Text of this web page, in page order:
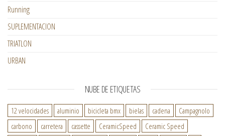
Running
SUPLEMENTACION
TRIATLON
URBAN
NUBE DE ETIQUETAS
12 velocidades aluminio bicicleta bmx bielas cadena
Campagnolo
carbono
carretera cassette CeramicSpeed
Ceramic Speed